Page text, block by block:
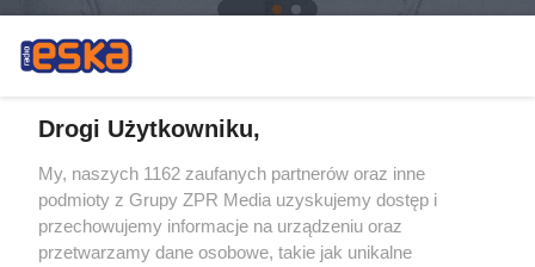
Drogi Użytkowniku,
My, naszych 1162 zaufanych partnerów oraz inne
podmioty z Grupy ZPR Media uzyskujemy dostęp i
przechowujemy informacje na urządzeniu oraz
przetwarzamy dane osobowe, takie jak unikalne